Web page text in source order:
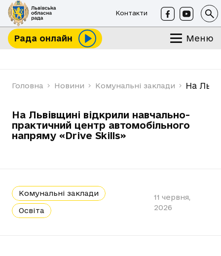
Контакти
Рада онлайн Меню
Головна Новини Комунальні заклади На
На Львівщині відкрили навчально-
практичний центр автомобільного
напряму «Drive Skills»
Комунальні заклади
Освіта
11 червня,
2026